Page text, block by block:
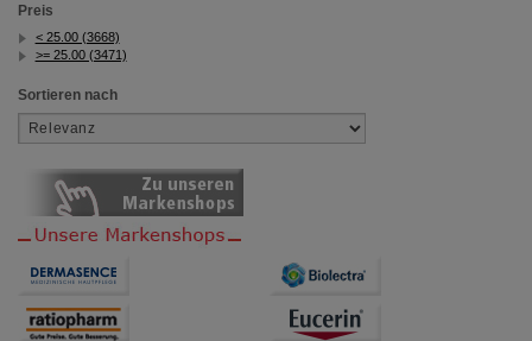
Preis
< 25.00 (3668)
>= 25.00 (3471)
Sortieren nach